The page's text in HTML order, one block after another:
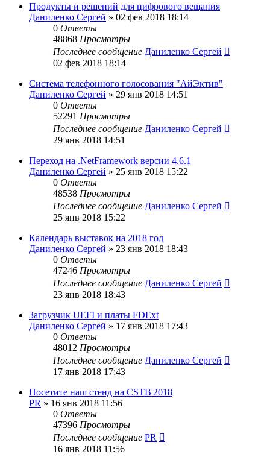
Продукты и решений для цифрового вещания
Даниленко Сергей » 02 фев 2018 18:14
0 Ответы
48868 Просмотры
Последнее сообщение Даниленко Сергей
02 фев 2018 18:14
Система телефонного голосования "АйЭктив"
Даниленко Сергей » 29 янв 2018 14:51
0 Ответы
52291 Просмотры
Последнее сообщение Даниленко Сергей
29 янв 2018 14:51
Переход на .NetFramework версии 4.6.1
Даниленко Сергей » 25 янв 2018 15:22
0 Ответы
48538 Просмотры
Последнее сообщение Даниленко Сергей
25 янв 2018 15:22
Календарь выставок на 2018 год
Даниленко Сергей » 23 янв 2018 18:43
0 Ответы
47246 Просмотры
Последнее сообщение Даниленко Сергей
23 янв 2018 18:43
Загрузчик UEFI и платы FDExt
Даниленко Сергей » 17 янв 2018 17:43
0 Ответы
48012 Просмотры
Последнее сообщение Даниленко Сергей
17 янв 2018 17:43
Посетите наш стенд на CSTB'2018
PR » 16 янв 2018 11:56
0 Ответы
47396 Просмотры
Последнее сообщение PR
16 янв 2018 11:56